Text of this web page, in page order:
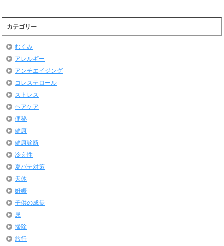
カテゴリー
むくみ
アレルギー
アンチエイジング
コレステロール
ストレス
ヘアケア
便秘
健康
健康診断
冷え性
夏バテ対策
天体
姙娠
子供の成長
尿
掃除
旅行